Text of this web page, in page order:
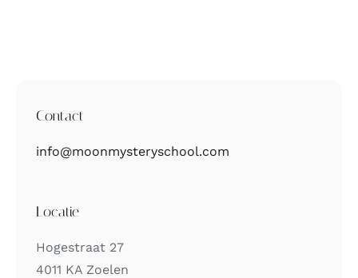
Contact
info@moonmysteryschool.com
Locatie
Hogestraat 27
4011 KA Zoelen